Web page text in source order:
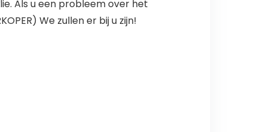
Als u een probleem over het
We zullen er bij u zijn!